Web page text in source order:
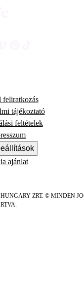
tájékoztató
feltételek
ajánlat
ZRT. © MINDEN